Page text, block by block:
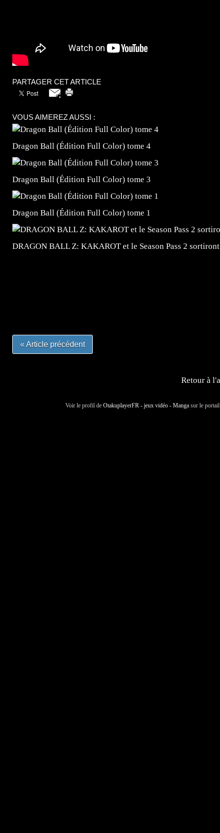
PARTAGER CET ARTICLE
VOUS AIMEREZ AUSSI :
Dragon Ball (Édition Full Color) tome 4
Dragon Ball (Édition Full Color) tome 3
Dragon Ball (Édition Full Color) tome 1
DRAGON BALL Z: KAKAROT et le Season Pass 2
« Article précédent
Retour à
Voir le profil de OtakuplayerFR - jeux vidéo - Manga sur le